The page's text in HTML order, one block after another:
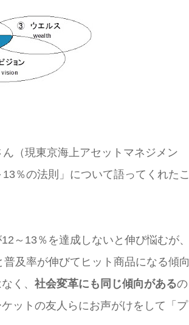
ん（現東京海上アセットマネジメン
％の法則」について語ってくれたこ
～13％を達成しないと伸び悩むが、
及率が伸びてヒット商品になる傾向
く、 社会変革にも同じ傾向があるの
ットの友人らにお声がけをして「プ